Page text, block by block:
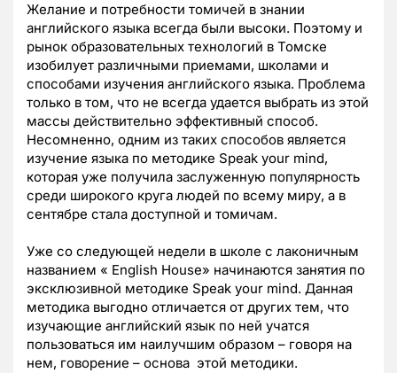
Желание и потребности томичей в знании
английского языка всегда были высоки. Поэтому и
рынок образовательных технологий в Томске
изобилует различными приемами, школами и
способами изучения английского языка. Проблема
только в том, что не всегда удается выбрать из этой
массы действительно эффективный способ.
Несомненно, одним из таких способов является
изучение языка по методике Speak your mind,
которая уже получила заслуженную популярность
среди широкого круга людей по всему миру, а в
сентябре стала доступной и томичам.
Уже со следующей недели в школе с лаконичным
названием « English House» начинаются занятия по
эксклюзивной методике Speak your mind. Данная
методика выгодно отличается от других тем, что
изучающие английский язык по ней учатся
пользоваться им наилучшим образом – говоря на
нем, говорение – основа этой методики.